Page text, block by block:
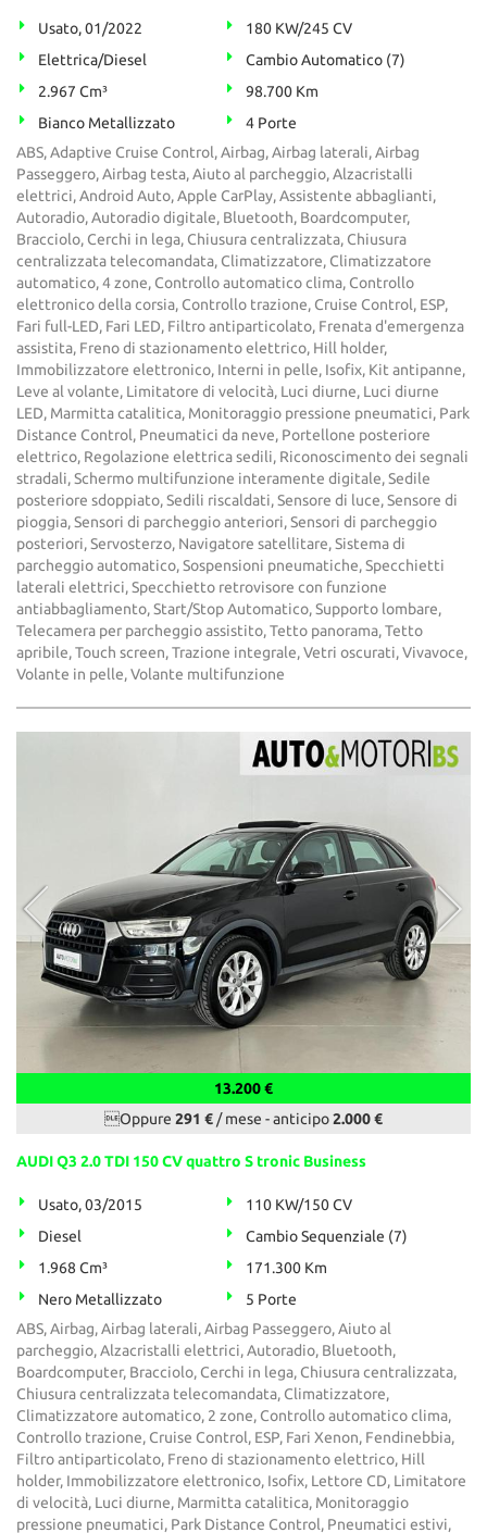
Usato, 01/2022
180 KW/245 CV
Elettrica/Diesel
Cambio Automatico (7)
2.967 Cm³
98.700 Km
Bianco Metallizzato
4 Porte
ABS, Adaptive Cruise Control, Airbag, Airbag laterali, Airbag
Passeggero, Airbag testa, Aiuto al parcheggio, Alzacristalli
elettrici, Android Auto, Apple CarPlay, Assistente abbaglianti,
Autoradio, Autoradio digitale, Bluetooth, Boardcomputer,
Bracciolo, Cerchi in lega, Chiusura centralizzata, Chiusura
centralizzata telecomandata, Climatizzatore, Climatizzatore
automatico, 4 zone, Controllo automatico clima, Controllo
elettronico della corsia, Controllo trazione, Cruise Control, ESP,
Fari full-LED, Fari LED, Filtro antiparticolato, Frenata d'emergenza
assistita, Freno di stazionamento elettrico, Hill holder,
Immobilizzatore elettronico, Interni in pelle, Isofix, Kit antipanne,
Leve al volante, Limitatore di velocità, Luci diurne, Luci diurne
LED, Marmitta catalitica, Monitoraggio pressione pneumatici, Park
Distance Control, Pneumatici da neve, Portellone posteriore
elettrico, Regolazione elettrica sedili, Riconoscimento dei segnali
stradali, Schermo multifunzione interamente digitale, Sedile
posteriore sdoppiato, Sedili riscaldati, Sensore di luce, Sensore di
pioggia, Sensori di parcheggio anteriori, Sensori di parcheggio
posteriori, Servosterzo, Navigatore satellitare, Sistema di
parcheggio automatico, Sospensioni pneumatiche, Specchietti
laterali elettrici, Specchietto retrovisore con funzione
antiabbagliamento, Start/Stop Automatico, Supporto lombare,
Telecamera per parcheggio assistito, Tetto panorama, Tetto
apribile, Touch screen, Trazione integrale, Vetri oscurati, Vivavoce,
Volante in pelle, Volante multifunzione
13.200 €
Oppure 291 €/ mese -anticipo2.000 €
AUDI Q3 2.0 TDI 150 CV quattro S tronic Business
Usato, 03/2015
110 KW/150 CV
Diesel
Cambio Sequenziale (7)
1.968 Cm³
171.300 Km
Nero Metallizzato
5 Porte
ABS, Airbag, Airbag laterali, Airbag Passeggero, Aiuto al
parcheggio, Alzacristalli elettrici, Autoradio, Bluetooth,
Boardcomputer, Bracciolo, Cerchi in lega, Chiusura centralizzata,
Chiusura centralizzata telecomandata, Climatizzatore,
Climatizzatore automatico, 2 zone, Controllo automatico clima,
Controllo trazione, Cruise Control, ESP, Fari Xenon, Fendinebbia,
Filtro antiparticolato, Freno di stazionamento elettrico, Hill
holder, Immobilizzatore elettronico, Isofix, Lettore CD, Limitatore
di velocità, Luci diurne, Marmitta catalitica, Monitoraggio
pressione pneumatici, Park Distance Control, Pneumatici estivi,